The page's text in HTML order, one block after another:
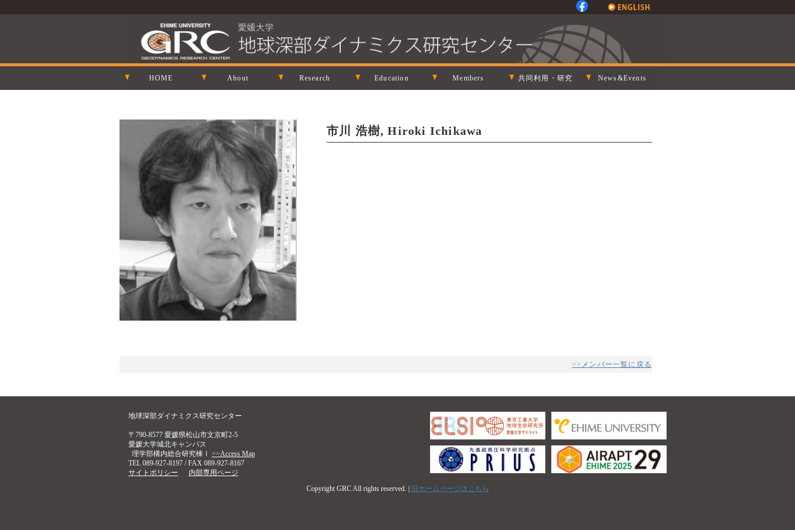
HOME About Research Education Members 共同利用・研究 News&Events
市川 浩樹, Hiroki Ichikawa
>>メンバー一覧に戻る
地球深部ダイナミクス研究センター
〒790-8577 愛媛県松山市文京町2-5
愛媛大学城北キャンパス
理学部構内総合研究棟Ⅰ >>Access Map
TEL 089-927-8197 / FAX 089-927-8167
サイトポリシー
内部専用ページ
Copyright GRC All rights reserved. |
旧ホームページはこちら